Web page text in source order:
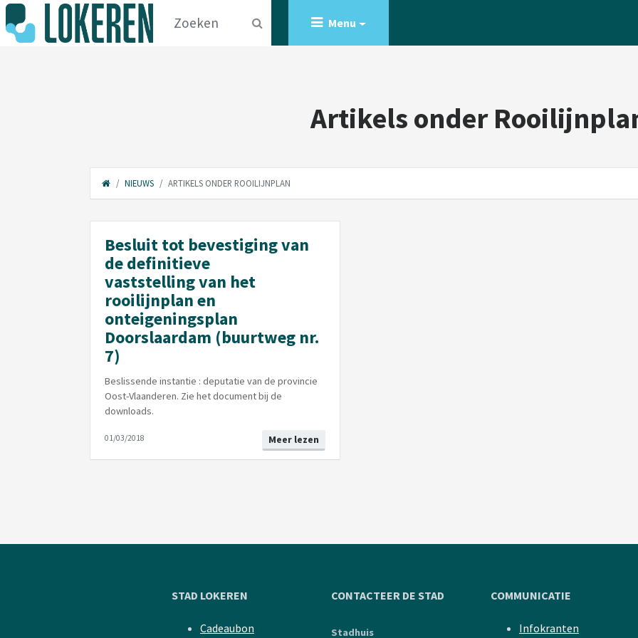
Menu
Artikels onder
NIEUWS ARTIKELS ONDER ROOILIJNPLAN
Besluit tot bevestiging van
de definitieve
vaststelling van het
rooilijnplan en
onteigeningsplan
Doorslaardam (buurtweg nr.
7)
Beslissende instantie : deputatie van de provincie
Oost-Vlaanderen. Zie het document bij de
downloads.
Meer lezen
01/03/2018
STAD LOKEREN
Cadeaubon
CONTACTEER DE STAD
Stadhuis
COMMUNICATIE
Infokranten